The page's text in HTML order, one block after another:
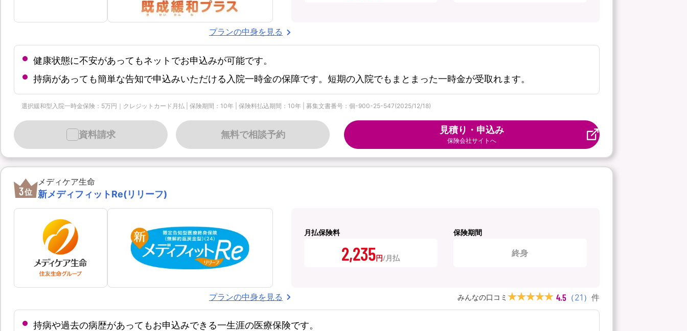
プランの中身を見る
健康状態に不安があってもネットでお申込みが可能です。
持病があっても簡単な告知で申込みいただける入院一時金の保障です。短期の入院でもまとまった一時金が受取れます。
選択緩和型入院一時金保険：5万円｜クレジットカード月払 | 保険期間：10年 | 保険料払込期間：10年 | 募集文書番号：個-900-25-547(2025/12/18)
無料で相談予約
資料請求 見積り・申込み
保険会社サイトへ
3位
メディケア生命
新メディフィットRe(リリーフ)
月払保険料
2,235円
保険期間
終身
プランの中身を見る みんなの口コミ 4.5 （21 ） 件
持病や過去の病歴があってもお申込みできる一生涯の医療保険です。